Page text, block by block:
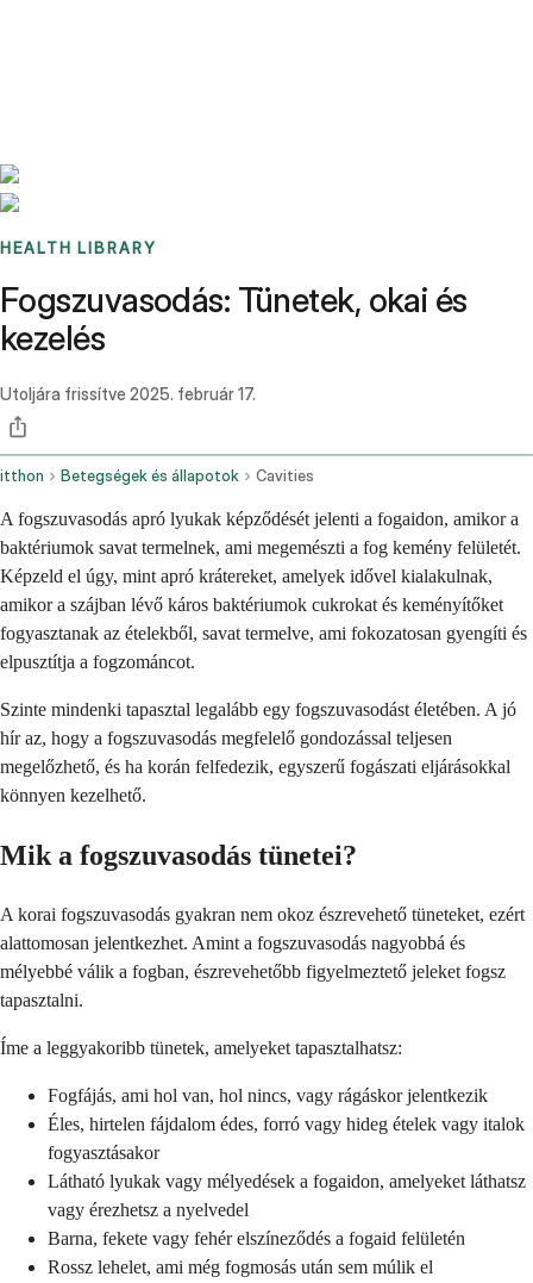
HEALTH LIBRARY
Fogszuvasodás: Tünetek, okai és
kezelés
Utoljára frissítve 2025. február 17.
itthon Betegségek és állapotok Cavities
A fogszuvasodás apró lyukak képződését jelenti a fogaidon, amikor a
baktériumok savat termelnek, ami megemészti a fog kemény felületét.
Képzeld el úgy, mint apró krátereket, amelyek idővel kialakulnak,
amikor a szájban lévő káros baktériumok cukrokat és keményítőket
fogyasztanak az ételekből, savat termelve, ami fokozatosan gyengíti és
elpusztítja a fogzománcot.
Szinte mindenki tapasztal legalább egy fogszuvasodást életében. A jó
hír az, hogy a fogszuvasodás megfelelő gondozással teljesen
megelőzhető, és ha korán felfedezik, egyszerű fogászati eljárásokkal
könnyen kezelhető.
Mik a fogszuvasodás tünetei?
A korai fogszuvasodás gyakran nem okoz észrevehető tüneteket, ezért
alattomosan jelentkezhet. Amint a fogszuvasodás nagyobbá és
mélyebbé válik a fogban, észrevehetőbb figyelmeztető jeleket fogsz
tapasztalni.
Íme a leggyakoribb tünetek, amelyeket tapasztalhatsz:
Fogfájás, ami hol van, hol nincs, vagy rágáskor jelentkezik
Éles, hirtelen fájdalom édes, forró vagy hideg ételek vagy italok
fogyasztásakor
Látható lyukak vagy mélyedések a fogaidon, amelyeket láthatsz
vagy érezhetsz a nyelvedel
Barna, fekete vagy fehér elszíneződés a fogaid felületén
Rossz lehelet, ami még fogmosás után sem múlik el